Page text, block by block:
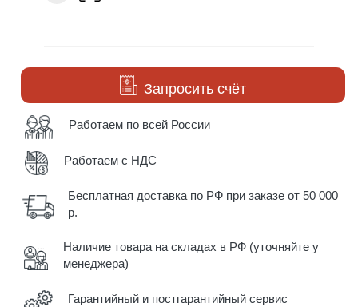
Запросить счёт
Работаем по всей России
Работаем с НДС
Бесплатная доставка по РФ при заказе от 50 000
р.
Наличие товара на складах в РФ (уточняйте у
менеджера)
Гарантийный и постгарантийный сервис